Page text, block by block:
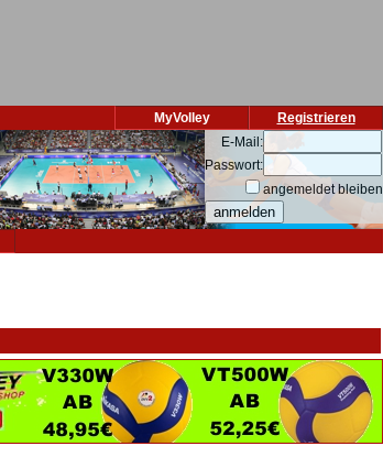
Registrieren
MyVolley
E-Mail:
Passwort:
angemeldet bleiben